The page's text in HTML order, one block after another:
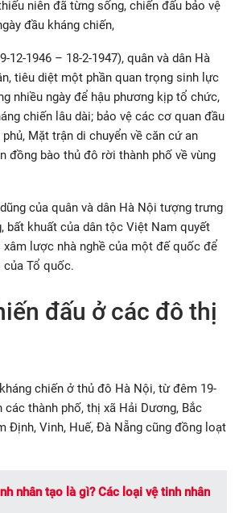
niên đã từng sống, chiến đấu bảo vệ
đầu kháng chiến,
12-1946 – 18-2-1947), quân và dân Hà
tiêu diệt một phần quan trọng sinh lực
nhiều ngày để hậu phương kịp tổ chức,
chiến lâu dài; bảo vệ các cơ quan đầu
Mặt trận di chuyển về căn cứ an
đồng bào thủ đô rời thành phố về vùng
của quân và dân Hà Nội tượng trưng
bất khuất của dân tộc Việt Nam quyết
lược nhà nghề của một đế quốc để
Tổ quốc.
đấu ở các đô thị
chiến ở thủ đô Hà Nội, từ đêm 19-
các thành phố, thị xã Hải Dương, Bắc
Định, Vinh, Huế, Đà Nẵng cũng đồng loạt
nhân tạo là gì? Các loại vệ tinh nhân